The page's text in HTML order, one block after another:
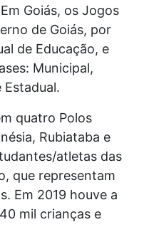
Goiás, os Jogos
de Goiás, por
de Educação, e
Municipal,
Estadual.
quatro Polos
Rubiataba e
atletas das
que representam
Em 2019 houve a
mil crianças e